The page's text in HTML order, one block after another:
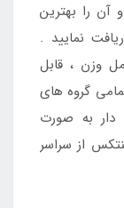
آن را بهترین
نمایید .
وزن ، قابل
گروه های
به صورت
از سراسر